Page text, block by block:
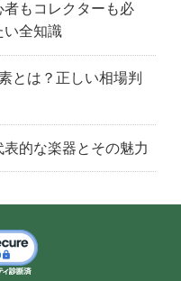
者もコレクターも必
い全知識
とは？正しい相場判
的な楽器とその魅力